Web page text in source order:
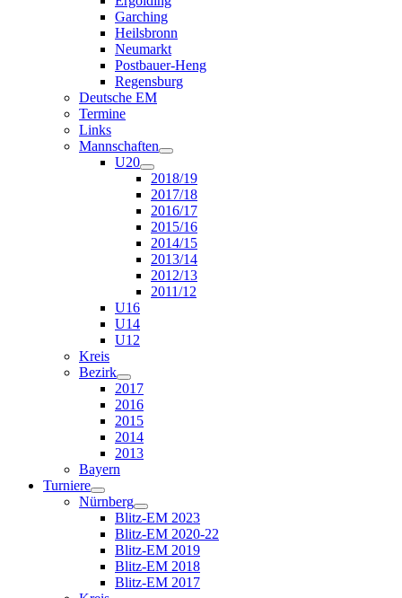
Garching
Heilsbronn
Neumarkt
Postbauer-Heng
Regensburg
Deutsche EM
Termine
Links
Mannschaften
U20
2018/19
2017/18
2016/17
2015/16
2014/15
2013/14
2012/13
2011/12
U16
U14
U12
Kreis
Bezirk
2017
2016
2015
2014
2013
Bayern
Turniere
Nürnberg
Blitz-EM 2023
Blitz-EM 2020-22
Blitz-EM 2019
Blitz-EM 2018
Blitz-EM 2017